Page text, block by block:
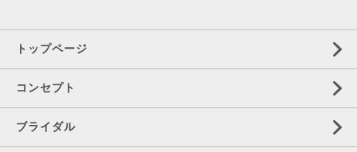
トップページ
コンセプト
ブライダル